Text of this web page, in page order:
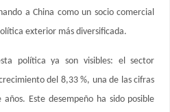
a China como un socio comercial
exterior más diversificada.
política ya son visibles: el sector
del 8,33 %, una de las cifras
Este desempeño ha sido posible